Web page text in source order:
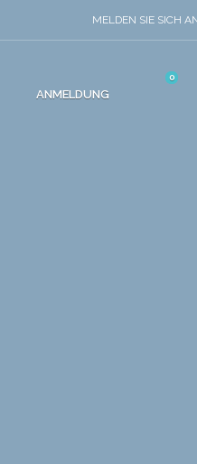
MELDEN SIE SICH
ANMELDUNG
0